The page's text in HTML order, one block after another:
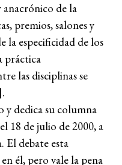
de la
premios, salones y
la especificidad de los
práctica
las disciplinas se
y dedica su columna
18 de julio de 2000, a
El debate esta
él, pero vale la pena